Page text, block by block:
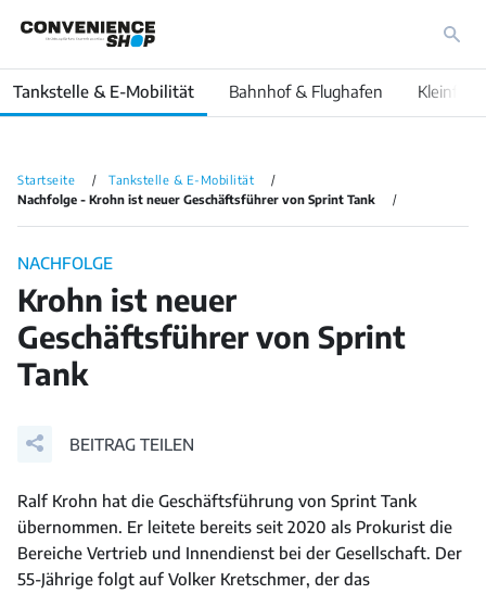
Tankstelle & E-Mobilität Bahnhof & Flughafen
Startseite
Tankstelle & E-Mobilität
Nachfolge - Krohn ist neuer Geschäftsführer von Sprint Tank
NACHFOLGE
Krohn ist neuer
Geschäftsführer von Sprint
Tank
BEITRAG TEILEN
Ralf Krohn hat die Geschäftsführung von Sprint Tank
übernommen. Er leitete bereits seit 2020 als Prokurist die
Bereiche Vertrieb und Innendienst bei der Gesellschaft. Der
55-Jährige folgt auf Volker Kretschmer, der das